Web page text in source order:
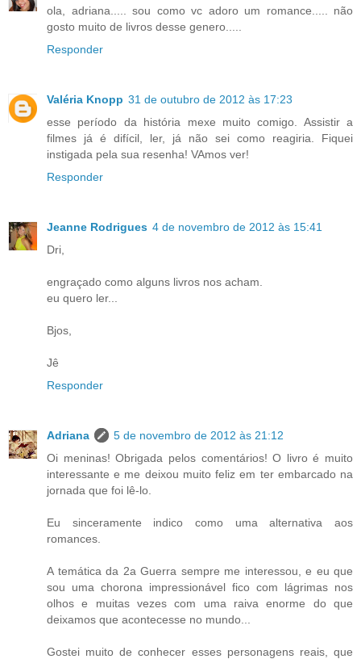
ola, adriana..... sou como vc adoro um romance..... não
gosto muito de livros desse genero.....
Responder
Valéria Knopp 31 de outubro de 2012 às 17:23
esse período da história mexe muito comigo. Assistir a
filmes já é difícil, ler, já não sei como reagiria. Fiquei
instigada pela sua resenha! VAmos ver!
Responder
Jeanne Rodrigues 4 de novembro de 2012 às 15:41
Dri,
engraçado como alguns livros nos acham.
eu quero ler...
Bjos,
Jê
Responder
Adriana
5 de novembro de 2012 às 21:12
Oi meninas! Obrigada pelos comentários! O livro é muito
interessante e me deixou muito feliz em ter embarcado na
jornada que foi lê-lo.
Eu sinceramente indico como uma alternativa aos
romances.
A temática da 2a Guerra sempre me interessou, e eu que
sou uma chorona impressionável fico com lágrimas nos
olhos e muitas vezes com uma raiva enorme do que
deixamos que acontecesse no mundo...
Gostei muito de conhecer esses personagens reais, que